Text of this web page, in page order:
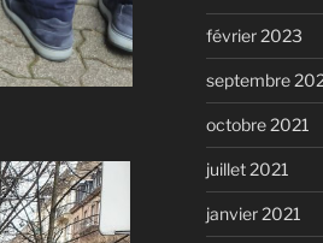
février 2023
septembre
octobre 2021
juillet 2021
janvier 2021